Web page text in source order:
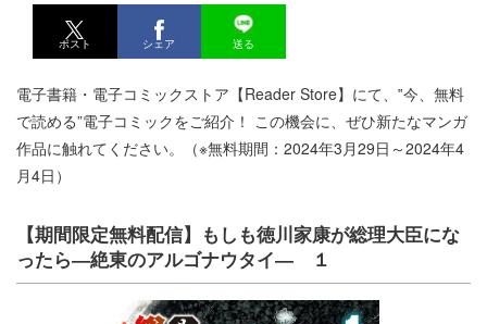
ポスト シェア 送る
電子書籍・電子コミックストア【Reader Store】にて、‟今、無料
で読める”電子コミックをご紹介！ この機会に、ぜひ新たなマンガ
作品に触れてください。（※無料期間：2024年3月29日～2024年4
月4日）
【期間限定無料配信】もしも徳川家康が総理大臣にな
ったら―絶東のアルゴナウタイ― １